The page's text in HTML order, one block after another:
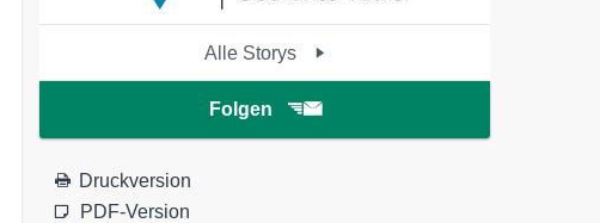
Alle Storys
Folgen
Druckversion
PDF-Version